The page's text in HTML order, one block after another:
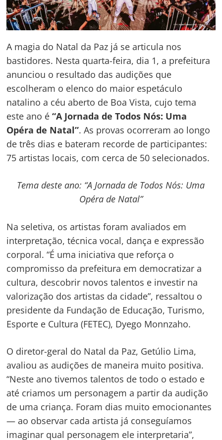
A magia do Natal da Paz já se articula nos
bastidores. Nesta quarta-feira, dia 1, a prefeitura
anunciou o resultado das audições que
escolheram o elenco do maior espetáculo
natalino a céu aberto de Boa Vista, cujo tema
este ano é“A Jornada de Todos Nós: Uma
Opéra de Natal”. As provas ocorreram ao longo
de três dias e bateram recorde de participantes:
75 artistas locais, com cerca de 50 selecionados.
Tema deste ano: “A Jornada de Todos Nós: Uma
Opéra de Natal”
Na seletiva, os artistas foram avaliados em
interpretação, técnica vocal, dança e expressão
corporal. “É uma iniciativa que reforça o
compromisso da prefeitura em democratizar a
cultura, descobrir novos talentos e investir na
valorização dos artistas da cidade”, ressaltou o
presidente da Fundação de Educação, Turismo,
Esporte e Cultura (FETEC), Dyego Monnzaho.
O diretor-geral do Natal da Paz, Getúlio Lima,
avaliou as audições de maneira muito positiva.
“Neste ano tivemos talentos de todo o estado e
até criamos um personagem a partir da audição
de uma criança. Foram dias muito emocionantes
— ao observar cada artista já conseguíamos
imaginar qual personagem ele interpretaria”,